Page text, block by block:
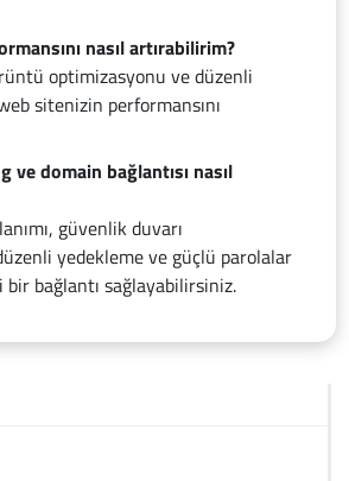
nasıl artırabilirim?
optimizasyonu ve düzenli
sitenizin performansını
ve domain bağlantısı nasıl
güvenlik duvarı
yedekleme ve güçlü parolalar
bağlantı sağlayabilirsiniz.